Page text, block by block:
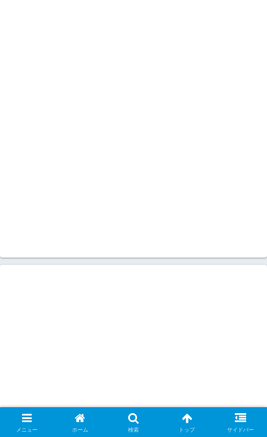
メニュー ホーム 検索 トップ サイドバー